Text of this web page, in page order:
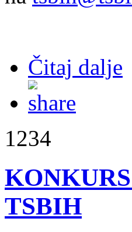
Čitaj dalje
1234
TSBIH